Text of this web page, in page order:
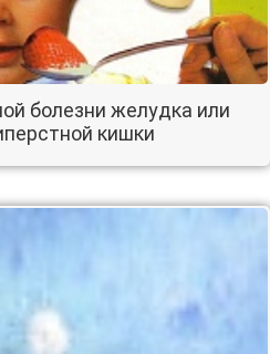
болезни желудка или
кишки